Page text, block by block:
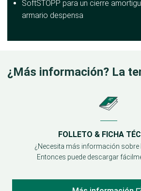
SoftSTOPP para un cierre
armario despensa
¿Más información? La
FOLLETO & FICHA
¿Necesita más información sobre
Entonces puede descargar